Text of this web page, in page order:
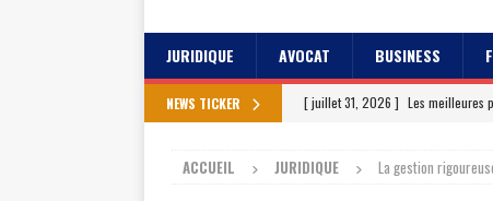
JURIDIQUE AVOCAT BUSINESS
NEWS TICKER [ juillet 31, 2026 ] Les meilleures
[ juillet 23, 2026 ] Les
ACCUEIL JURIDIQUE La gestion